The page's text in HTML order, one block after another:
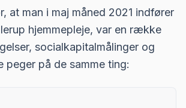
at man i maj måned 2021 indfører
hjemmepleje, var en række
socialkapitalmålinger og
peger på de samme ting: